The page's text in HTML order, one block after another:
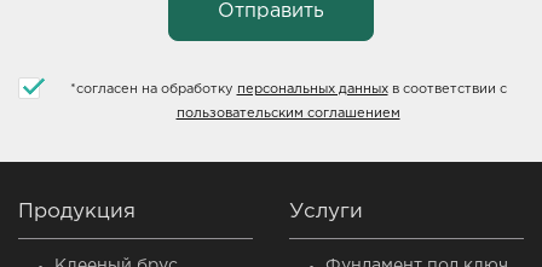
*согласен на обработку персональных данныхв соответствии с
пользовательским соглашением
Продукция Услуги